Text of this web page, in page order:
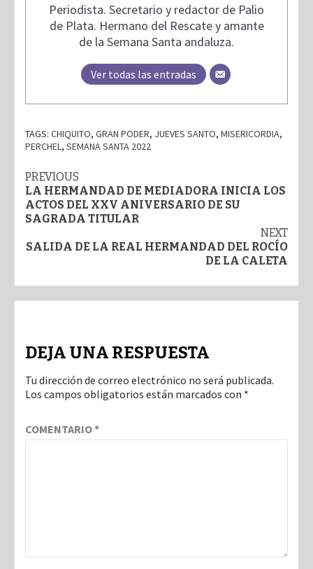
Periodista. Secretario y redactor de Palio
de Plata. Hermano del Rescate y amante
de la Semana Santa andaluza.
Ver todas las entradas
TAGS: CHIQUITO, GRAN PODER, JUEVES SANTO, MISERICORDIA,
PERCHEL, SEMANA SANTA 2022
Post
navigation
PREVIOUS
LA HERMANDAD DE MEDIADORA INICIA LOS
ACTOS DEL XXV ANIVERSARIO DE SU
SAGRADA TITULAR
NEXT
SALIDA DE LA REAL HERMANDAD DEL ROCÍO
DE LA CALETA
DEJA UNA RESPUESTA
Tu dirección de correo electrónico no será publicada.
Los campos obligatorios están marcados con *
COMENTARIO*